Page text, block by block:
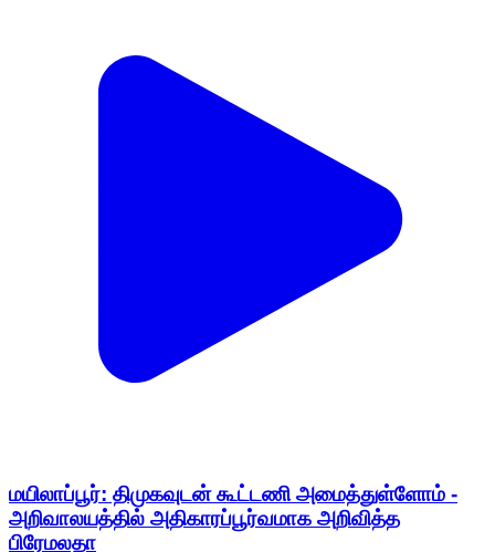
மயிலாப்பூர்: திமுகவுடன் கூட்டணி அமைத்துள்ளோம் -
அறிவாலயத்தில் அதிகாரப்பூர்வமாக அறிவித்த
பிரேமலதா